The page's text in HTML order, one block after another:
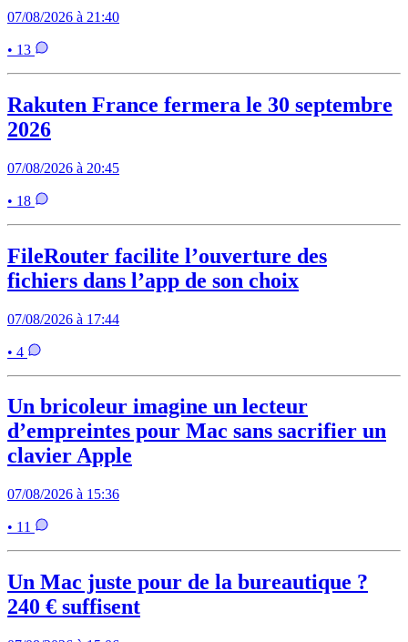
07/08/2026 à 21:40
• 13
Rakuten France fermera le 30 septembre
2026
07/08/2026 à 20:45
• 18
FileRouter facilite l’ouverture des
fichiers dans l’app de son choix
07/08/2026 à 17:44
• 4
Un bricoleur imagine un lecteur
d’empreintes pour Mac sans sacrifier un
clavier Apple
07/08/2026 à 15:36
• 11
Un Mac juste pour de la bureautique ?
240 € suffisent